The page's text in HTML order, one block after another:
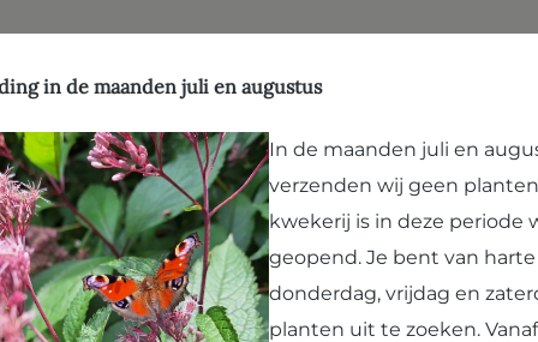
Rosa
Prijzen incl. BTW
in de maanden juli en augustus
In de maanden juli en
verzenden wij geen
kwekerij is in deze periode
geopend. Je bent van
donderdag, vrijdag en
planten uit te zoeken.